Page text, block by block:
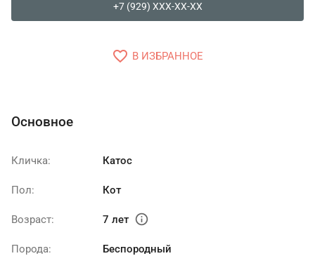
+7 (929) XXX-XX-XX
favorite_border В ИЗБРАННОЕ
Основное
Кличка: Катос
Пол: Кот
Возраст: 7 лет info
Порода: Беспородный